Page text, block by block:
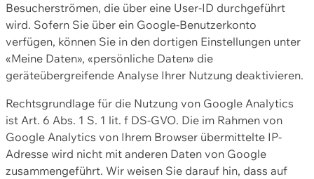
Besucherströmen, die über eine User-ID durchgeführt
wird. Sofern Sie über ein Google-Benutzerkonto
verfügen, können Sie in den dortigen Einstellungen unter
«Meine Daten», «persönliche Daten» die
geräteübergreifende Analyse Ihrer Nutzung deaktivieren.
Rechtsgrundlage für die Nutzung von Google Analytics
ist Art. 6 Abs. 1 S. 1 lit. f DS-GVO. Die im Rahmen von
Google Analytics von Ihrem Browser übermittelte IP-
Adresse wird nicht mit anderen Daten von Google
zusammengeführt. Wir weisen Sie darauf hin, dass auf